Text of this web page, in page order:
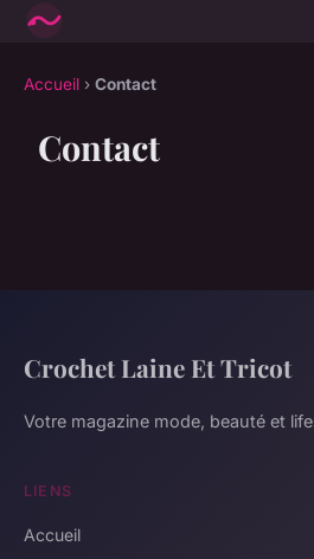
Accueil › Contact
Contact
Crochet Laine Et Tricot
Votre magazine mode, beauté et
LIENS
Accueil